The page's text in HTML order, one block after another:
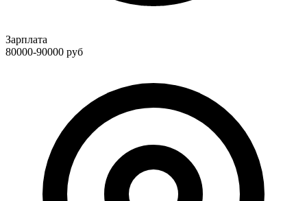
Зарплата
80000-90000 руб